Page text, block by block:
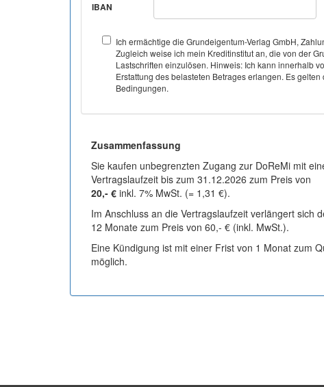
IBAN
Ich ermächtige die Grundeigentum-Verlag GmbH,
Zugleich weise ich mein Kreditinstitut an, die von der
Lastschriften einzulösen. Hinweis: Ich kann innerhalb
Erstattung des belasteten Betrages erlangen. Es
Bedingungen.
Zusammenfassung
Sie kaufen unbegrenzten Zugang zur DoReMi mit
Vertragslaufzeit bis zum 31.12.2026 zum Preis von
20,- € inkl. 7% MwSt. (= 1,31 €).
Im Anschluss an die Vertragslaufzeit verlängert sich
12 Monate zum Preis von 60,- € (inkl. MwSt.).
Eine Kündigung ist mit einer Frist von 1 Monat zum
möglich.